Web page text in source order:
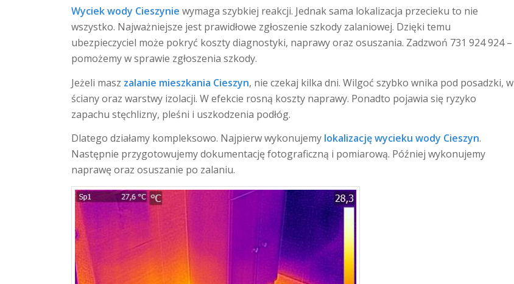
Wyciek wody Cieszynie wymaga szybkiej reakcji. Jednak sama lokalizacja przecieku to nie
wszystko. Najważniejsze jest prawidłowe zgłoszenie szkody zalaniowej. Dzięki temu
ubezpieczyciel może pokryć koszty diagnostyki, naprawy oraz osuszania. Zadzwoń 731 924 924 –
pomożemy w sprawie zgłoszenia szkody.
Jeżeli masz zalanie mieszkania Cieszyn, nie czekaj kilka dni. Wilgoć szybko wnika pod posadzki, w
ściany oraz warstwy izolacji. W efekcie rosną koszty naprawy. Ponadto pojawia się ryzyko
zapachu stęchlizny, pleśni i uszkodzenia podłóg.
Dlatego działamy kompleksowo. Najpierw wykonujemy lokalizację wycieku wody Cieszyn.
Następnie przygotowujemy dokumentację fotograficzną i pomiarową. Później wykonujemy
naprawę oraz osuszanie po zalaniu.